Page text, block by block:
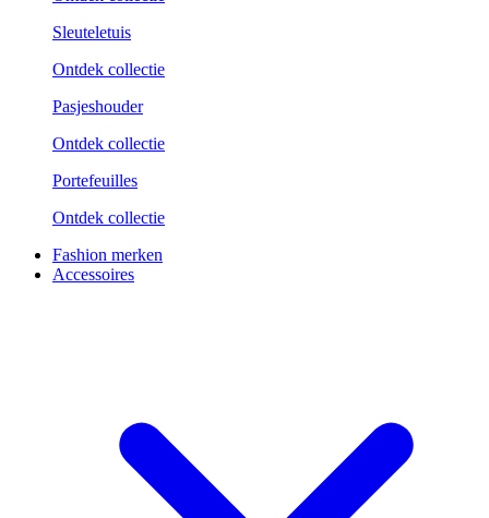
Sleuteletuis
Ontdek collectie
Pasjeshouder
Ontdek collectie
Portefeuilles
Ontdek collectie
Fashion merken
Accessoires